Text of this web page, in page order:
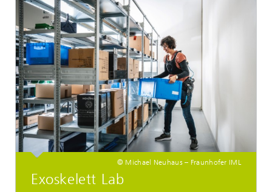
© Michael Neuhaus – Fraunhofer IML
Exoskelett Lab